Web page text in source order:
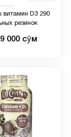
витамин D3 290
резинок
000 сӯм